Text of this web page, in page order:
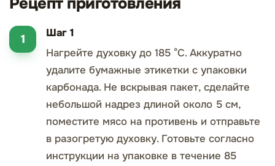
Шаг 1
Нагрейте духовку до 185 °C. Аккуратно
удалите бумажные этикетки с упаковки
карбонада. Не вскрывая пакет, сделайте
небольшой надрез длиной около 5 см,
поместите мясо на противень и отправьте
в разогретую духовку. Готовьте согласно
инструкции на упаковке в течение 85